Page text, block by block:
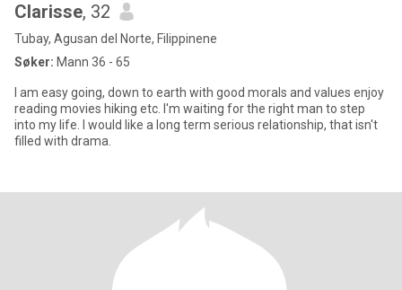
Clarisse, 32
Tubay, Agusan del Norte, Filippinene
Søker: Mann 36 - 65
I am easy going, down to earth with good morals and values enjoy
reading movies hiking etc. I'm waiting for the right man to step
into my life. I would like a long term serious relationship, that isn't
filled with drama.